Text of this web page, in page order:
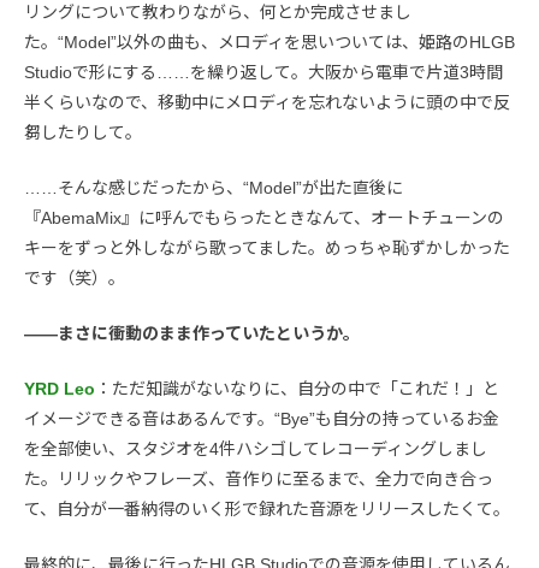
リングについて教わりながら、何とか完成させまし
た。“Model”以外の曲も、メロディを思いついては、姫路のHLGB
Studioで形にする……を繰り返して。大阪から電車で片道3時間
半くらいなので、移動中にメロディを忘れないように頭の中で反
芻したりして。
……そんな感じだったから、“Model”が出た直後に
『AbemaMix』に呼んでもらったときなんて、オートチューンの
キーをずっと外しながら歌ってました。めっちゃ恥ずかしかった
です（笑）。
――まさに衝動のまま作っていたというか。
YRD Leo ：ただ知識がないなりに、自分の中で「これだ！」と
イメージできる音はあるんです。“Bye”も自分の持っているお金
を全部使い、スタジオを4件ハシゴしてレコーディングしまし
た。リリックやフレーズ、音作りに至るまで、全力で向き合っ
て、自分が一番納得のいく形で録れた音源をリリースしたくて。